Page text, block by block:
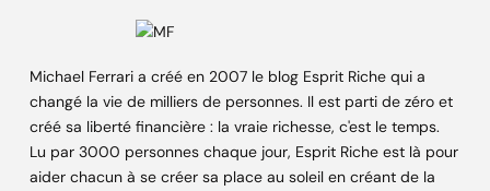
Michael Ferrari a créé en 2007 le blog Esprit Riche qui a
changé la vie de milliers de personnes. Il est parti de zéro et
créé sa liberté financière : la vraie richesse, c'est le temps.
Lu par 3000 personnes chaque jour, Esprit Riche est là pour
aider chacun à se créer sa place au soleil en créant de la